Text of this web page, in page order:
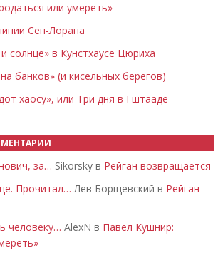
или умереть»
Сен-Лорана
солнце» в Кунстхаусе Цюриха
банков» (и кисельных берегов)
хаосу», или Три дня в Гштааде
за… Sikorsky в Рейган возвращается
Прочитал… Лев Борщевский в Рейган
человеку… AlexN в Павел Кушнир: